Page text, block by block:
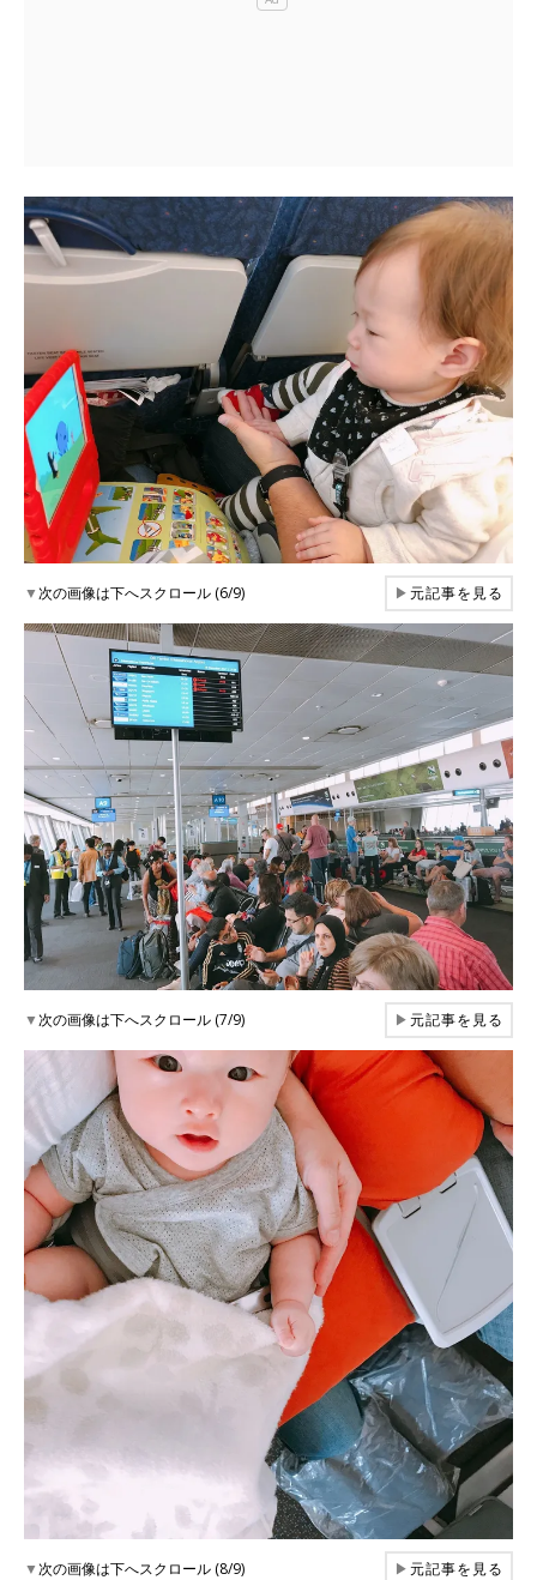
▼次の画像は下へスクロール (6/9) ▶元記事を見る
▼次の画像は下へスクロール (7/9) ▶元記事を見る
▼次の画像は下へスクロール (8/9) ▶元記事を見る